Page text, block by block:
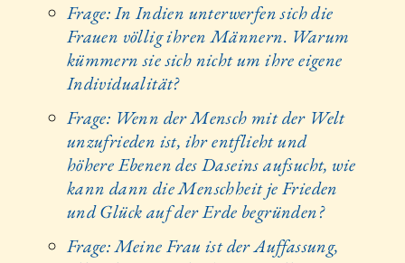
Frage: In Indien unterwerfen sich die
Frauen völlig ihren Männern. Warum
kümmern sie sich nicht um ihre eigene
Individualität?
Frage: Wenn der Mensch mit der Welt
unzufrieden ist, ihr entflieht und
höhere Ebenen des Daseins aufsucht, wie
kann dann die Menschheit je Frieden
und Glück auf der Erde begründen?
Frage: Meine Frau ist der Auffassung,